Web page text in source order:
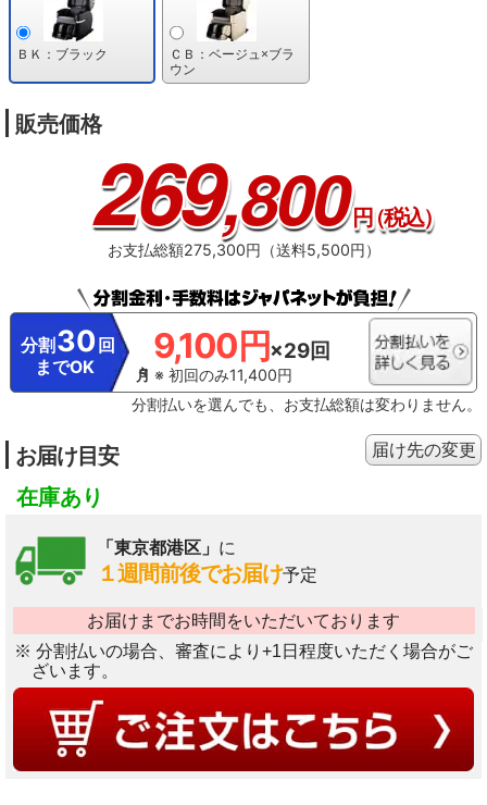
ＢＫ：ブラック
ＣＢ：ベージュ×ブラ
ウン
販売価格
269,800円（税込）
お支払総額275,300円（送料5,500円）
分割 30 回
までOK
9,100円×29回
※ 初回のみ11,400円
分割払いを選んでも、お支払総額は変わりません。
お届け目安
在庫あり
「東京都港区」 に
１週間前後でお届け予定
お届けまでお時間をいただいております
※ 分割払いの場合、審査により+1日程度いただく場合がご
ざいます。
届け先の変更